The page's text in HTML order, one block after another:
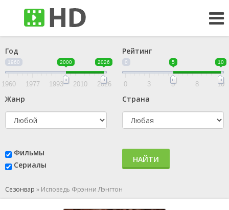
Год
1960 2000 2026
1960 1977 1993 2010 2026
Рейтинг
0 5 10
0 3 5 8 10
Жанр Страна
Фильмы
Сериалы
НАЙТИ
Сезонвар » Исповедь Фрэнни Лэнгтон